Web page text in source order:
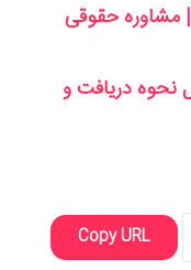
مشاوره حقوقی
نحوه دریافت و
Copy URL